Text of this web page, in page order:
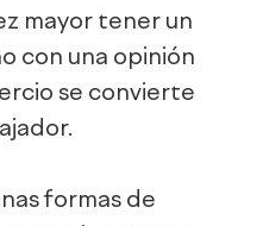
mayor tener un
con una opinión
se convierte
formas de